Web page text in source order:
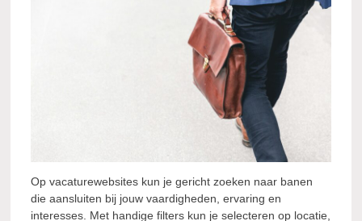
Op vacaturewebsites kun je gericht zoeken naar banen
die aansluiten bij jouw vaardigheden, ervaring en
interesses. Met handige filters kun je selecteren op locatie,